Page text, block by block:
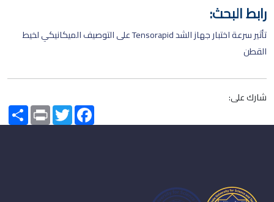
رابط البحث:
تأثير سرعة اختبار جهاز الشد Tensorapid على التوصيف الميكانيكي لخيط
القطن
شارك على:
Share PrintTwitterFacebook